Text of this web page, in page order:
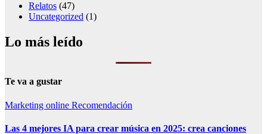
Relatos (47)
Uncategorized (1)
Lo más leído
Te va a gustar
Marketing online Recomendación
Las 4 mejores IA para crear música en 2025: crea canciones